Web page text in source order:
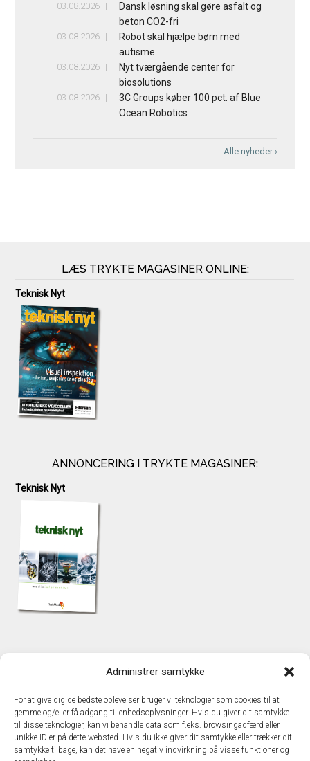
Administrer samtykke
For at give dig de bedste oplevelser bruger vi teknologier som cookies til at
gemme og/eller få adgang til enhedsoplysninger. Hvis du giver dit samtykke
til disse teknologier, kan vi behandle data som f.eks. browsingadfærd eller
unikke ID'er på dette websted. Hvis du ikke giver dit samtykke eller trækker dit
samtykke tilbage, kan det have en negativ indvirkning på visse funktioner og
03.08.2026
Dansk løsning skal gøre asfalt og
beton CO2-fri
03.08.2026
Robot skal hjælpe børn med
autisme
03.08.2026
Nyt tværgående center for
biosolutions
03.08.2026
3C Groups køber 100 pct. af Blue
Ocean Robotics
Alle nyheder ›
LÆS TRYKTE MAGASINER ONLINE:
Teknisk Nyt
ANNONCERING I TRYKTE MAGASINER:
Teknisk Nyt
TechMedia A/S
DK - 2600 Glostrup
www.techmedia.dk
Telefon: +45 43 24 26 28
E-mail:info@techmedia.dk